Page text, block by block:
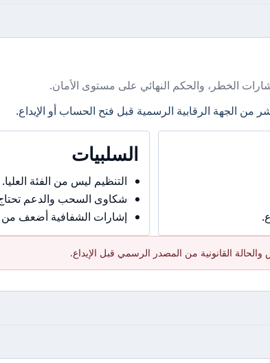
الخطر، والحكم النهائي على مستوى الأمان.
من الجهة الرقابية الرسمية قبل فتح الحساب أو الإيداع.
السلبيات
التنظيم ليس من الفئة العليا.
شكاوى السحب والدعم
إشارات الشفافية أضعف من
القانونية من المصدر الرسمي قبل الإيداع.